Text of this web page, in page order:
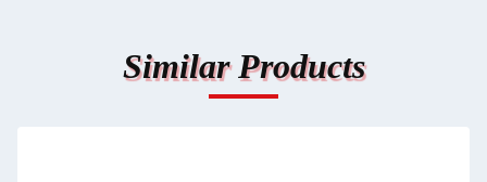
Similar Products